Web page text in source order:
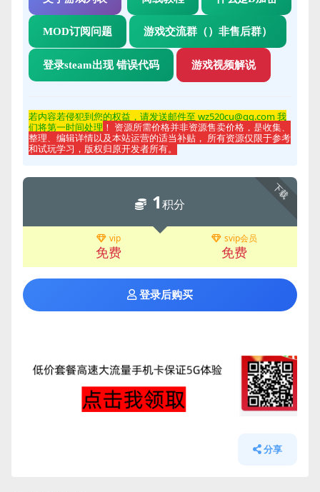
MOD订阅问题 游戏交流群（）非售后群）
登录steam出现 错误代码 游戏视频解说
若内容若侵犯到您的权益，请发送邮件至 wz520cu@qq.com 我
们将第一时间处理 ！ 资源所需价格并非资源售卖价格，是收集、
整理、编辑详情以及本站运营的适当补贴， 所有资源仅限于参考
和试玩学习，版权归原开发者所有。
下载
1积分
vip
免费
svip会员
免费
登录后购买
分享